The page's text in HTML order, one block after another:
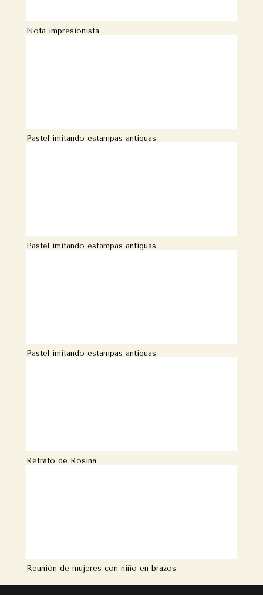
Nota impresionista
Pastel imitando estampas antiguas
Pastel imitando estampas antiguas
Pastel imitando estampas antiguas
Retrato de Rosina
Reunión de mujeres con niño en brazos